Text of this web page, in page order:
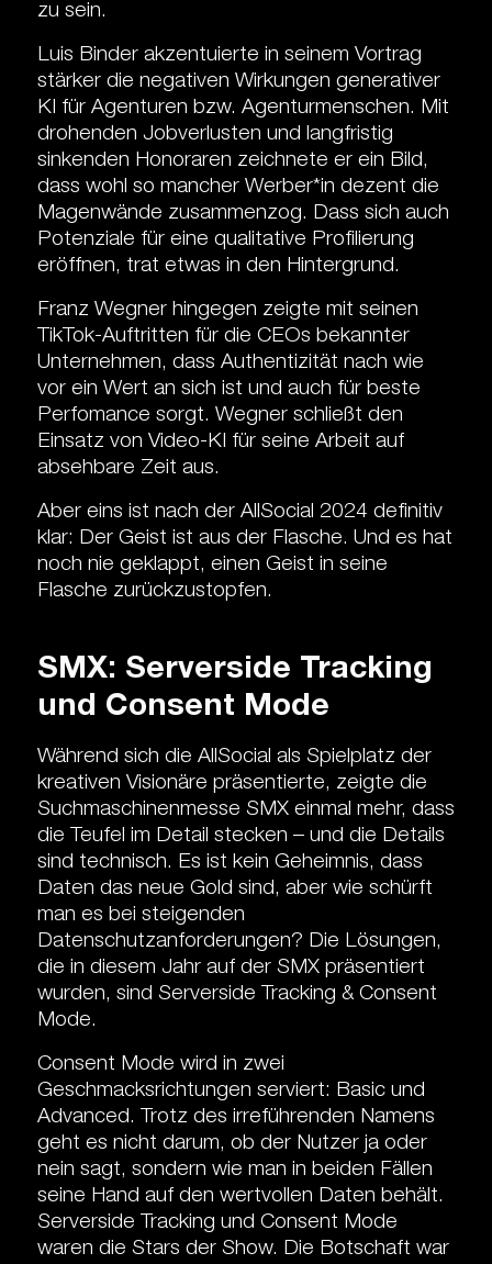
zu sein.
Luis Binder akzentuierte in seinem Vortrag
stärker die negativen Wirkungen generativer
KI für Agenturen bzw. Agenturmenschen. Mit
drohenden Jobverlusten und langfristig
sinkenden Honoraren zeichnete er ein Bild,
dass wohl so mancher Werber*in dezent die
Magenwände zusammenzog. Dass sich auch
Potenziale für eine qualitative Profilierung
eröffnen, trat etwas in den Hintergrund.
Franz Wegner hingegen zeigte mit seinen
TikTok-Auftritten für die CEOs bekannter
Unternehmen, dass Authentizität nach wie
vor ein Wert an sich ist und auch für beste
Perfomance sorgt. Wegner schließt den
Einsatz von Video-KI für seine Arbeit auf
absehbare Zeit aus.
Aber eins ist nach der AllSocial 2024 definitiv
klar: Der Geist ist aus der Flasche. Und es hat
noch nie geklappt, einen Geist in seine
Flasche zurückzustopfen.
SMX: Serverside Tracking
und Consent Mode
Während sich die AllSocial als Spielplatz der
kreativen Visionäre präsentierte, zeigte die
Suchmaschinenmesse SMX einmal mehr, dass
die Teufel im Detail stecken – und die Details
sind technisch. Es ist kein Geheimnis, dass
Daten das neue Gold sind, aber wie schürft
man es bei steigenden
Datenschutzanforderungen? Die Lösungen,
die in diesem Jahr auf der SMX präsentiert
wurden, sind Serverside Tracking & Consent
Mode.
Consent Mode wird in zwei
Geschmacksrichtungen serviert: Basic und
Advanced. Trotz des irreführenden Namens
geht es nicht darum, ob der Nutzer ja oder
nein sagt, sondern wie man in beiden Fällen
seine Hand auf den wertvollen Daten behält.
Serverside Tracking und Consent Mode
waren die Stars der Show. Die Botschaft war